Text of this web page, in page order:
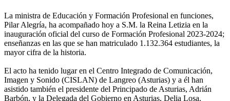
La ministra de Educación y Formación Profesional en funciones,
Pilar Alegría, ha acompañado hoy a S.M. la Reina Letizia en la
inauguración oficial del curso de Formación Profesional 2023-2024;
enseñanzas en las que se han matriculado 1.132.364 estudiantes, la
mayor cifra de la historia.
El acto ha tenido lugar en el Centro Integrado de Comunicación,
Imagen y Sonido (CISLAN) de Langreo (Asturias) y a él han
asistido también el presidente del Principado de Asturias, Adrián
Barbón, y la Delegada del Gobierno en Asturias, Delia Losa.